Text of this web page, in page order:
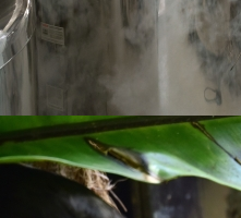
（別ウインドウで開きます）
2026年7月31日
お知らせ
ヤンバルク